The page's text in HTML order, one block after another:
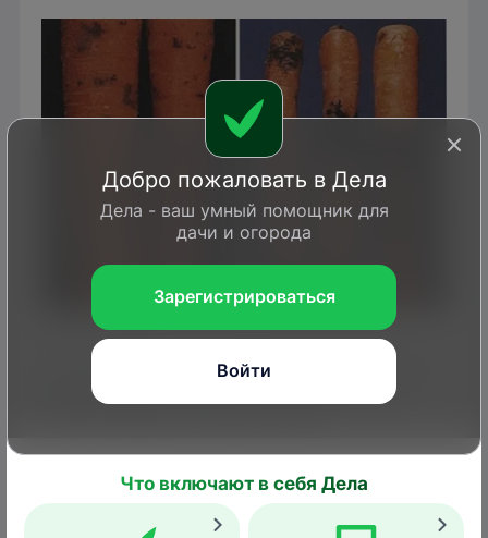
phytopath.ca
На них формируются резко ограниченные
вдавленные пятна черного цвета, где
Добро пожаловать в Дела
Дела - ваш умный помощник для
дачи и огорода
Зарегистрироваться
Войти
Что включают в себя Дела